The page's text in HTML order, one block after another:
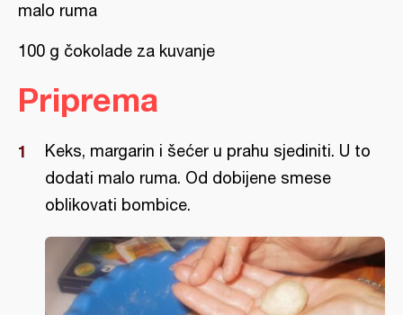
malo ruma
100 g čokolade za kuvanje
Priprema
Keks, margarin i šećer u prahu sjediniti. U to
dodati malo ruma. Od dobijene smese
oblikovati bombice.